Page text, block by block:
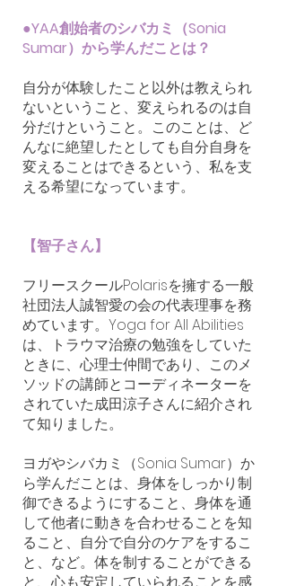
●YAA創始者のシバカミ（Sonia
Sumar）から学んだことは？
自分が体験したこと以外は教えられ
ないということ、変えられるのは自
分だけということ。このことは、ど
んなに絶望したとしても自分自身を
変えることはできるという、私を支
える希望になっています。
【智子さん】
フリースクールPolarisを擁する一般
社団法人誠智愛の会の代表理事を務
めています。Yoga for All Abilities
は、トラウマ治療の勉強をしていた
ときに、心理士仲間であり、このメ
ソッドの講師とコーディネーターを
されていた成田涼子さんに紹介され
て知りました。
ヨガやシバカミ（Sonia Sumar）か
ら学んだことは、身体をしっかり制
御できるようにすること、身体を通
して他者に動きを合わせることを知
ること、自分で自分のケアをするこ
と、など。体を制することができる